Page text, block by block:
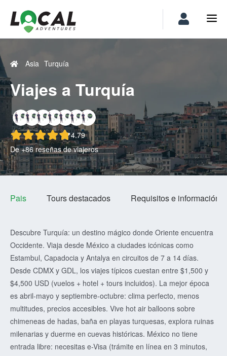
Asia Turquía
Viajes a Turquía
4.79
De +86 reseñas de viajeros
Pais Tours destacados Requisitos e información
Descubre Turquía: un destino mágico donde Oriente encuentra
Occidente. Viaja desde México a ciudades icónicas como
Estambul, Capadocia y Antalya en circuitos de 7 a 14 días.
Desde CDMX y GDL, los viajes típicos cuestan entre $1,500 y
$4,500 USD (vuelos + hotel + tours incluidos). La mejor época
es abril-mayo y septiembre-octubre: clima perfecto, menos
multitudes, precios accesibles. Vive hot air balloons sobre
chimeneas de hadas, baña en playas turquesas, explora ruinas
milenarias y duerme en cuevas históricas. México no tiene
entrada libre: necesitas e-Visa (trámite en línea en 3 minutos,